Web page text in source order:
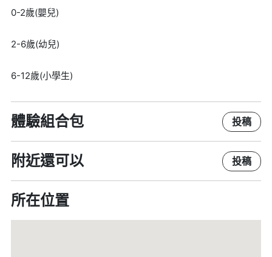
0-2歲(嬰兒)
2-6歲(幼兒)
6-12歲(小學生)
體驗組合包 投稿
附近還可以 投稿
所在位置